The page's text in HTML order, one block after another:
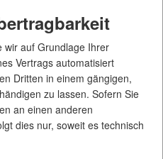
wir auf Grundlage Ihrer
Vertrags automatisiert
Dritten in einem gängigen,
zu lassen. Sofern Sie
an einen anderen
dies nur, soweit es technisch